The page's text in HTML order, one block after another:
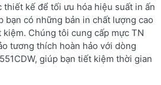
thiết kế để tối ưu hóa hiệu suất in ấn
bạn có những bản in chất lượng cao
Chúng tôi cung cấp mực TN
tương thích hoàn hảo với dòng
giúp bạn tiết kiệm thời gian